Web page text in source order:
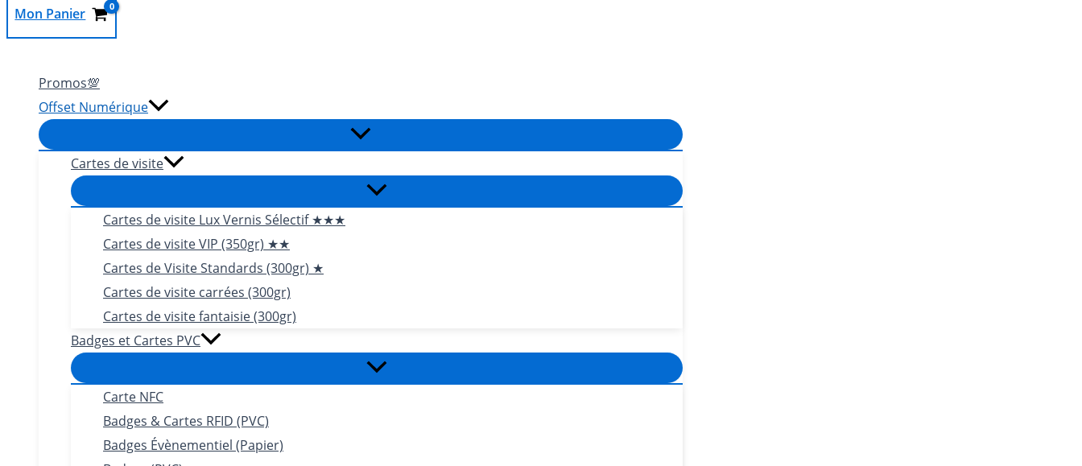
Mon Panier
Promos💯
Offset Numérique
Cartes de visite
Cartes de visite Lux Vernis Sélectif ★★★
Cartes de visite VIP (350gr) ★★
Cartes de Visite Standards (300gr) ★
Cartes de visite carrées (300gr)
Cartes de visite fantaisie (300gr)
Badges et Cartes PVC
Carte NFC
Badges & Cartes RFID (PVC)
Badges Évènementiel (Papier)